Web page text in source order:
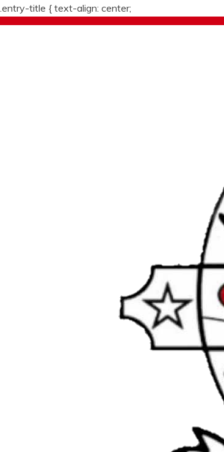
.entry-title { text-align: center;
Skip